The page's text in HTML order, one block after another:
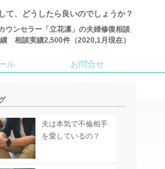
て、どうしたら良いのでしょうか？
ウンセラー「立花凛」の夫婦修復相談
相談実績2,500件（2020,1月現在）
ル お問合せ
夫は本気で不倫相手
を愛しているの？